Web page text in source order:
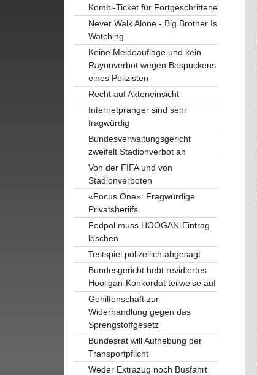
Kombi-Ticket für Fortgeschrittene
Never Walk Alone - Big Brother Is
Watching
Keine Meldeauflage und kein
Rayonverbot wegen Bespuckens
eines Polizisten
Recht auf Akteneinsicht
Internetpranger sind sehr
fragwürdig
Bundesverwaltungsgericht
zweifelt Stadionverbot an
Von der FIFA und von
Stadionverboten
«Focus One»: Fragwürdige
Privatsheriifs
Fedpol muss HOOGAN-Eintrag
löschen
Testspiel polizeilich abgesagt
Bundesgericht hebt revidiertes
Hooligan-Konkordat teilweise auf
Gehilfenschaft zur
Widerhandlung gegen das
Sprengstoffgesetz
Bundesrat will Aufhebung der
Transportpflicht
Weder Extrazug noch Busfahrt